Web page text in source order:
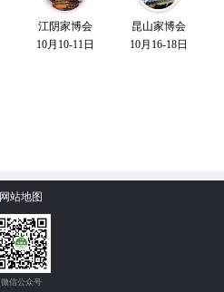
江阴家博会
10月10-11日
昆山家博会
10月16-18日
网站地图
微信公众号